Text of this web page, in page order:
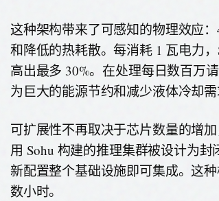
这种架构带来了可感知的物理效应
和降低的热耗散。每消耗 1 瓦电力
高出最多 30%。在处理每日数百万
为巨大的能源节约和减少液体冷却需
可扩展性不再取决于芯片数量的增
用 Sohu 构建的推理集群被设计为
新配置整个基础设施即可集成。这
数小时。